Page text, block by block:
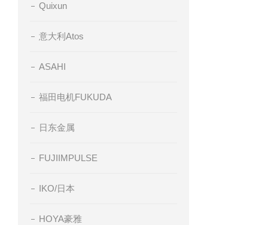
Quixun
意大利Atos
ASAHI
福田电机FUKUDA
日东金属
FUJIIMPULSE
IKO/日本
HOYA豪雅